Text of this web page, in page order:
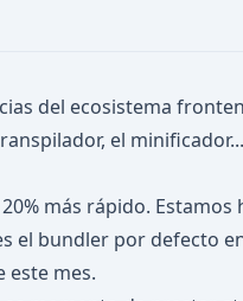
del ecosistema
el
más rápido. Estamos
el bundler por defecto
este mes.